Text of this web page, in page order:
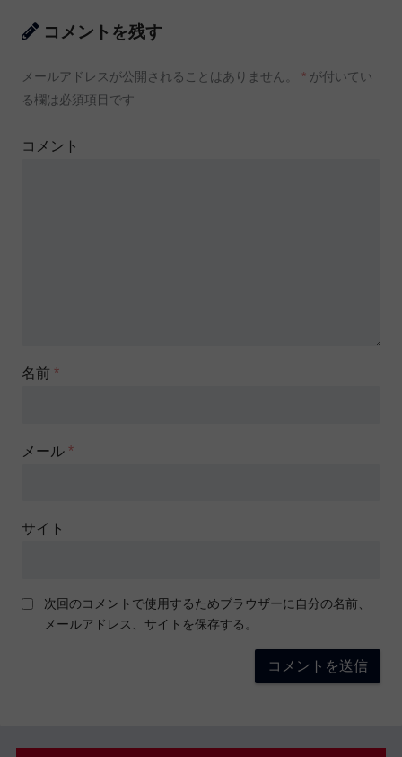
コメントを残す
メールアドレスが公開されることはありません。 * が付いてい
る欄は必須項目です
コメント
名前 *
メール *
サイト
次回のコメントで使用するためブラウザーに自分の名前、
メールアドレス、サイトを保存する。